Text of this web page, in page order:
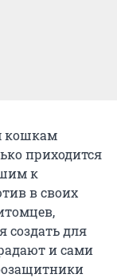
кошкам
приходится
к
в своих
создать для
и сами